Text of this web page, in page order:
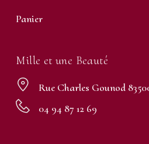
Panier
Mille et une Beauté
Rue Charles Gounod
04 94 87 12 69